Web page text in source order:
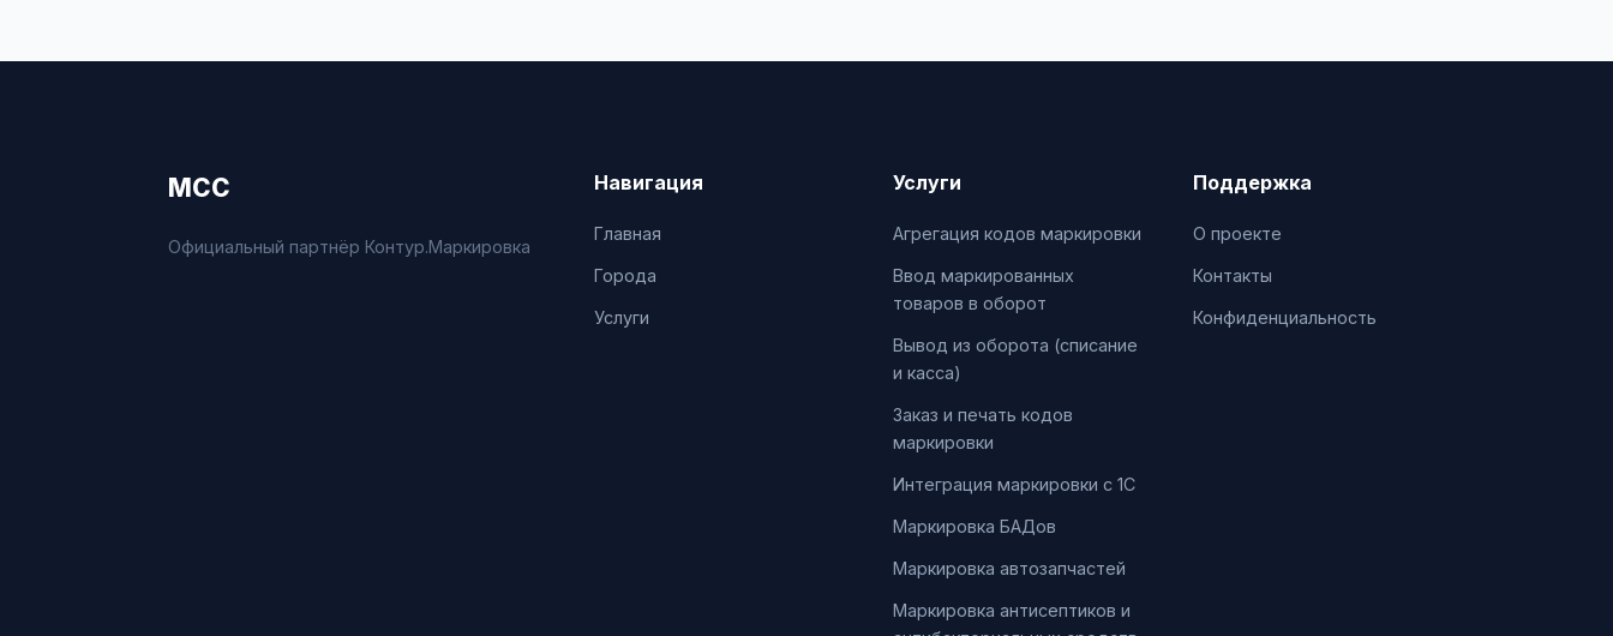
МСС
Официальный партнёр Контур.Маркировка
Навигация
Главная
Города
Услуги
Услуги
Агрегация кодов маркировки
Ввод маркированных
товаров в оборот
Вывод из оборота (списание
и касса)
Заказ и печать кодов
маркировки
Интеграция маркировки с 1С
Маркировка БАДов
Маркировка автозапчастей
Маркировка антисептиков и
Поддержка
О проекте
Контакты
Конфиденциальность